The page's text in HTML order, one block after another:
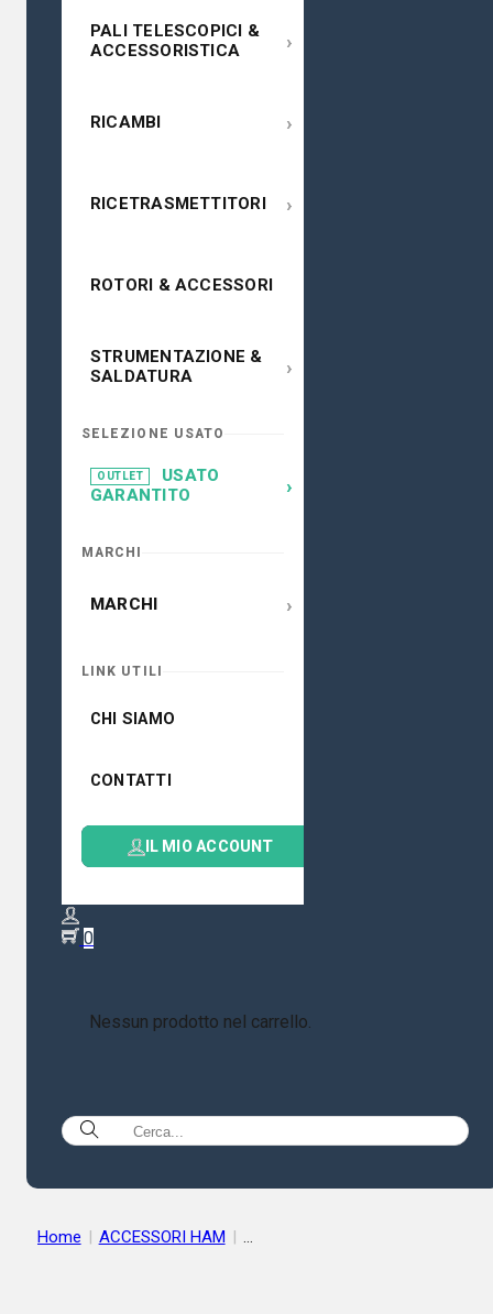
PALI TELESCOPICI &
ACCESSORISTICA
›
RICAMBI ›
RICETRASMETTITORI ›
ROTORI & ACCESSORI
STRUMENTAZIONE &
SALDATURA
›
SELEZIONE USATO
OUTLET
USATO
GARANTITO
›
MARCHI
MARCHI ›
LINK UTILI
CHI SIAMO
CONTATTI
IL MIO ACCOUNT
0
Nessun prodotto nel carrello.
Home | ACCESSORI HAM |